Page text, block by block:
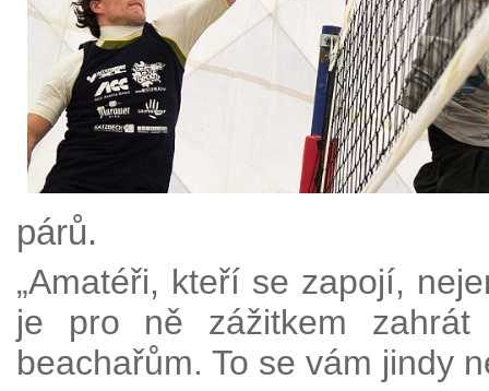
párů.
„Amatéři, kteří se zapojí,
je pro ně zážitkem
beachařům. To se vám jindy